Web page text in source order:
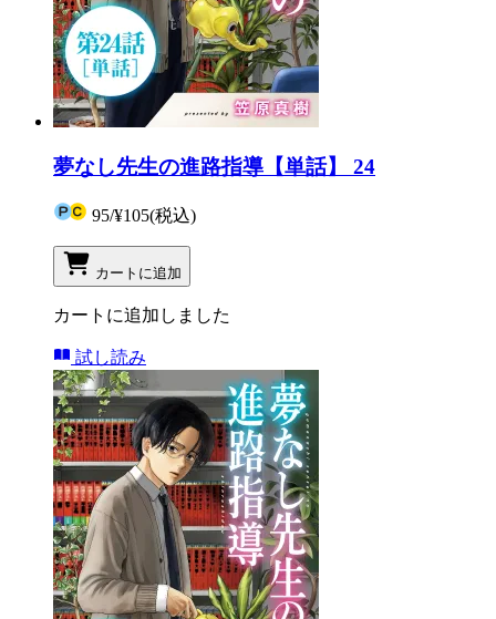
夢なし先生の進路指導【単話】 24
95/¥105(税込)
カートに追加
カートに追加しました
試し読み